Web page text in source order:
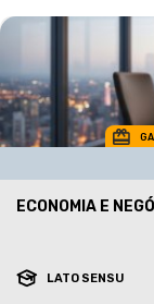
ECONOMIA E
LATO SENSU